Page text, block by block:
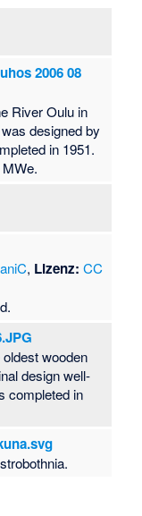
2006 08
River Oulu in
designed by
in 1951.
, Lizenz: CC
wooden
design well-
completed in